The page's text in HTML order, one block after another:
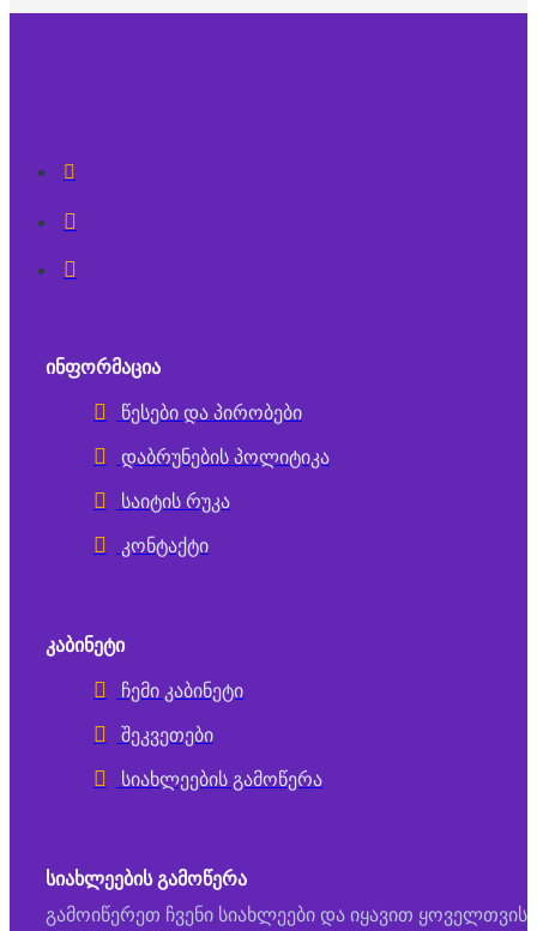
ᲘᲜᲤᲝᲠᲛᲐᲪᲘᲐ
წესები და პირობები
დაბრუნების პოლიტიკა
საიტის რუკა
კონტაქტი
ᲙᲐᲑᲘᲜᲔᲢᲘ
ჩემი კაბინეტი
შეკვეთები
სიახლეების გამოწერა
ᲡᲘᲐᲮᲚᲔᲔᲑᲘᲡ ᲒᲐᲛᲝᲬᲔᲠᲐ
გამოიწერეთ ჩვენი სიახლეები და იყავით ყოველთვის